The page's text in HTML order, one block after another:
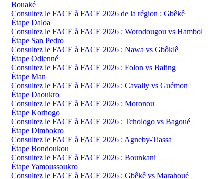
Bouaké
Consultez le FACE à FACE 2026 de la région : Gbêkê
Étape Daloa
Consultez le FACE à FACE 2026 : Worodougou vs Hambol
Étape San Pedro
Consultez le FACE à FACE 2026 : Nawa vs Gbôklê
Étape Odienné
Consultez le FACE à FACE 2026 : Folon vs Bafing
Étape Man
Consultez le FACE à FACE 2026 : Cavally vs Guémon
Étape Daoukro
Consultez le FACE à FACE 2026 : Moronou
Étape Korhogo
Consultez le FACE à FACE 2026 : Tchologo vs Bagoué
Étape Dimbokro
Consultez le FACE à FACE 2026 : Agneby-Tiassa
Étape Bondoukou
Consultez le FACE à FACE 2026 : Bounkani
Étape Yamoussoukro
Consultez le FACE à FACE 2026 : Gbêkê vs Marahoué